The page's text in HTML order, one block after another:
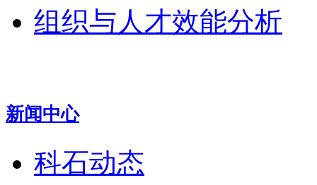
组织与人才效能分析
新闻中心
科石动态